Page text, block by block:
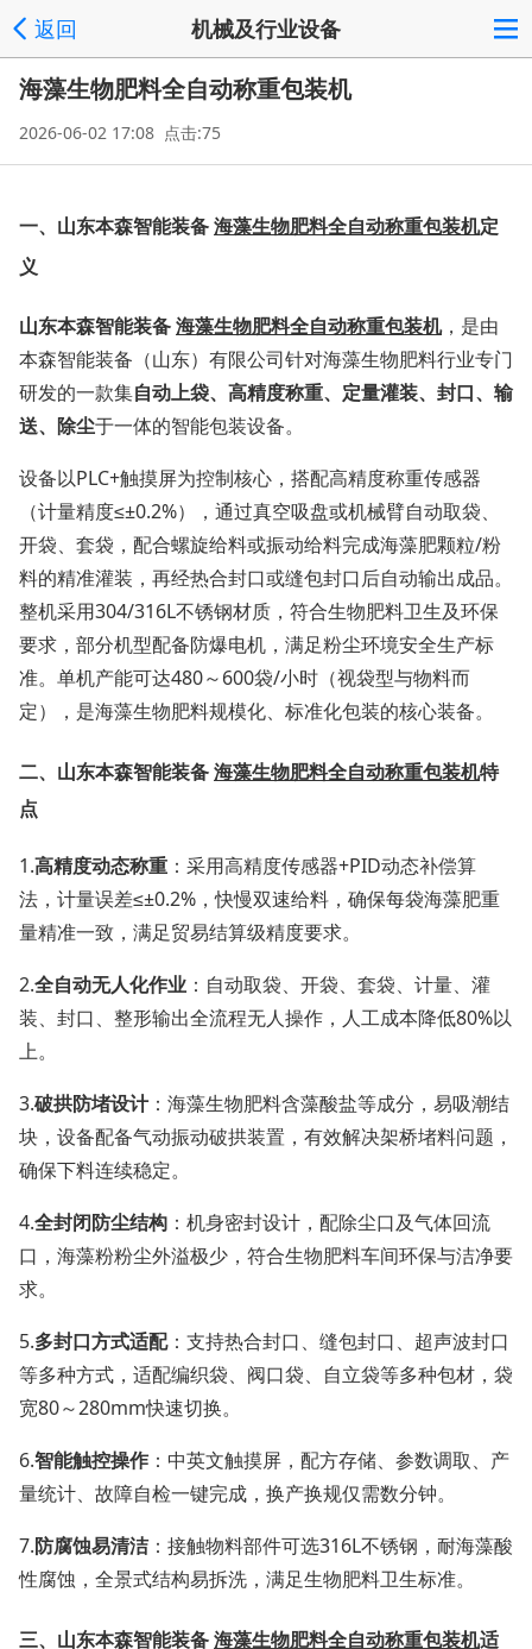
返回 机械及行业设备
海藻生物肥料全自动称重包装机
2026-06-02 17:08 点击:75
一、山东本森智能装备海藻生物肥料全自动称重包装机定
义
山东本森智能装备海藻生物肥料全自动称重包装机，是由
本森智能装备（山东）有限公司针对海藻生物肥料行业专门
研发的一款集自动上袋、高精度称重、定量灌装、封口、输
送、除尘于一体的智能包装设备。
设备以PLC+触摸屏为控制核心，搭配高精度称重传感器
（计量精度≤±0.2%），通过真空吸盘或机械臂自动取袋、
开袋、套袋，配合螺旋给料或振动给料完成海藻肥颗粒/粉
料的精准灌装，再经热合封口或缝包封口后自动输出成品。
整机采用304/316L不锈钢材质，符合生物肥料卫生及环保
要求，部分机型配备防爆电机，满足粉尘环境安全生产标
准。单机产能可达480～600袋/小时（视袋型与物料而
定），是海藻生物肥料规模化、标准化包装的核心装备。
二、山东本森智能装备海藻生物肥料全自动称重包装机特
点
1.高精度动态称重 ：采用高精度传感器+PID动态补偿算
法，计量误差≤±0.2%，快慢双速给料，确保每袋海藻肥重
量精准一致，满足贸易结算级精度要求。
2.全自动无人化作业 ：自动取袋、开袋、套袋、计量、灌
装、封口、整形输出全流程无人操作，人工成本降低80%以
上。
3.破拱防堵设计：海藻生物肥料含藻酸盐等成分，易吸潮结
块，设备配备气动振动破拱装置，有效解决架桥堵料问题，
确保下料连续稳定。
4.全封闭防尘结构 ：机身密封设计，配除尘口及气体回流
口，海藻粉粉尘外溢极少，符合生物肥料车间环保与洁净要
求。
5.多封口方式适配：支持热合封口、缝包封口、超声波封口
等多种方式，适配编织袋、阀口袋、自立袋等多种包材，袋
宽80～280mm快速切换。
6.智能触控操作 ：中英文触摸屏，配方存储、参数调取、产
量统计、故障自检一键完成，换产换规仅需数分钟。
7.防腐蚀易清洁：接触物料部件可选316L不锈钢，耐海藻酸
性腐蚀，全景式结构易拆洗，满足生物肥料卫生标准。
三、山东本森智能装备海藻生物肥料全自动称重包装机适